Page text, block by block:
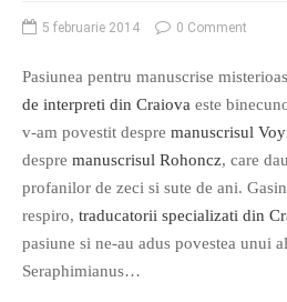
O poveste in care sexul se
confunda cu dragostea,
cinismul cu idealismul si
poezia cu umorul.
DESCARCĂ!
5 februarie 2014 0 Comment
Pasiunea pentru manuscrise
de interpreti din Craiova este
v-am povestit despre manuscrisul
despre manuscrisul Rohoncz, care
profanilor de zeci si sute de ani.
respiro, traducatorii specializati din
pasiune si ne-au adus povestea unui
Seraphimianus…